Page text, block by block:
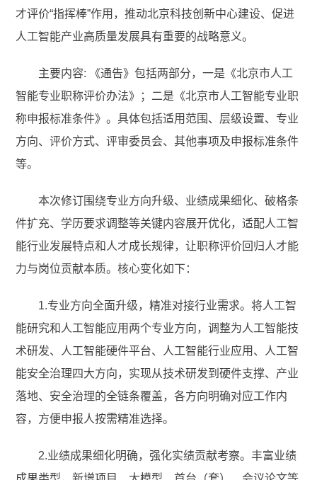
才评价“指挥棒”作用，推动北京科技创新中心建设、促进
人工智能产业高质量发展具有重要的战略意义。
主要内容: 《通告》包括两部分，一是《北京市人工
智能专业职称评价办法》；二是《北京市人工智能专业职
称申报标准条件》。具体包括适用范围、层级设置、专业
方向、评价方式、评审委员会、其他事项及申报标准条件
等。
本次修订围绕专业方向升级、业绩成果细化、破格条
件扩充、学历要求调整等关键内容展开优化，适配人工智
能行业发展特点和人才成长规律，让职称评价回归人才能
力与岗位贡献本质。核心变化如下：
1.专业方向全面升级，精准对接行业需求。将人工智
能研究和人工智能应用两个专业方向，调整为人工智能技
术研发、人工智能硬件平台、人工智能行业应用、人工智
能安全治理四大方向，实现从技术研发到硬件支撑、产业
落地、安全治理的全链条覆盖，各方向明确对应工作内
容，方便申报人按需精准选择。
2.业绩成果细化明确，强化实绩贡献考察。丰富业绩